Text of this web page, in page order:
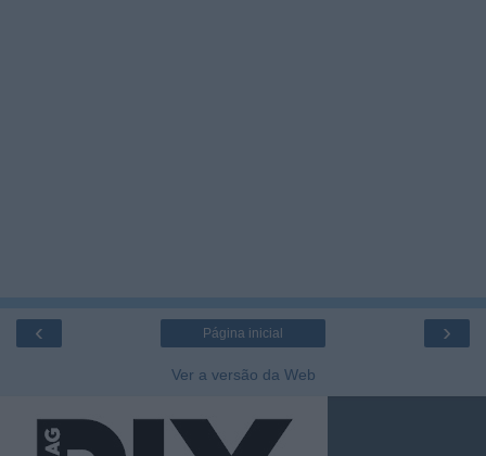
‹ ›
Página inicial
Ver a versão da Web